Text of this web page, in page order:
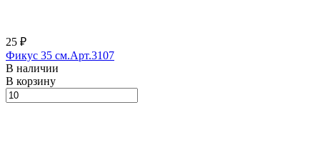
25 ₽
Фикус 35 см.Арт.3107
В наличии
В корзину